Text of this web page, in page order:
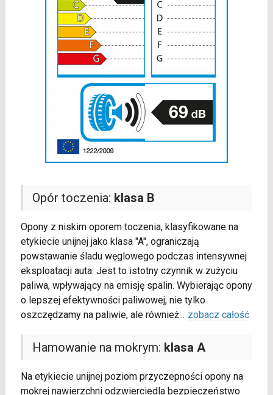
Opór toczenia: klasa B
Opony z niskim oporem toczenia, klasyfikowane na
etykiecie unijnej jako klasa "A", ograniczają
powstawanie śladu węglowego podczas intensywnej
eksploatacji auta. Jest to istotny czynnik w zużyciu
paliwa, wpływający na emisję spalin. Wybierając opony
o lepszej efektywności paliwowej, nie tylko
oszczędzamy na paliwie, ale również... zobacz całość
Hamowanie na mokrym: klasa A
Na etykiecie unijnej poziom przyczepności opony na
mokrej nawierzchni odzwierciedla bezpieczeństwo